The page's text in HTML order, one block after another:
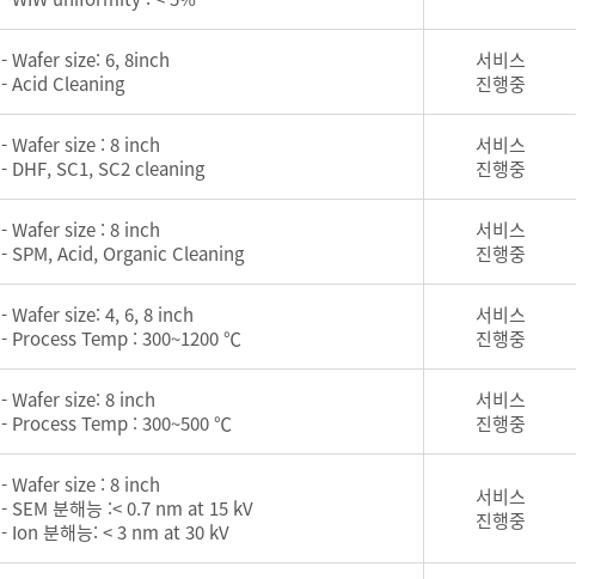
- Wafer size: 6, 8inch
- Acid Cleaning
서비스
진행중
- Wafer size : 8 inch
- DHF, SC1, SC2 cleaning
서비스
진행중
- Wafer size : 8 inch
- SPM, Acid, Organic Cleaning
서비스
진행중
- Wafer size: 4, 6, 8 inch
- Process Temp : 300~1200 ℃
서비스
진행중
- Wafer size: 8 inch
- Process Temp : 300~500 ℃
서비스
진행중
- Wafer size : 8 inch
- SEM 분해능 :< 0.7 nm at 15 kV
- Ion 분해능: < 3 nm at 30 kV
서비스
진행중